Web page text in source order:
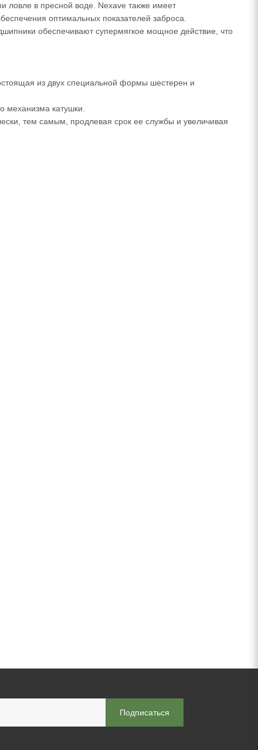
ловле в пресной воде. Nexave также имеет
оптимальных показателей заброса.
обеспечивают супермягкое мощное действие, что
из двух специальной формы шестерен и
механизма катушки.
тем самым, продлевая срок ее службы и увеличивая